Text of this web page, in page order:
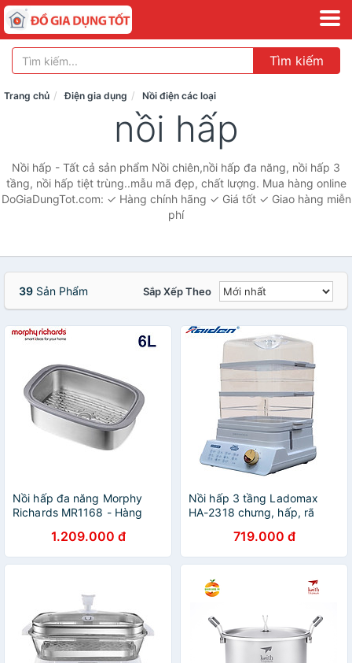
Tìm kiếm
Trang chủ Điện gia dụng Nồi điện các loại
nồi hấp
Nồi hấp - Tất cả sản phẩm Nồi chiên,nồi hấp đa năng, nồi hấp 3
tầng, nồi hấp tiệt trùng..mẫu mã đẹp, chất lượng. Mua hàng online
DoGiaDungTot.com: ✓ Hàng chính hãng ✓ Giá tốt ✓ Giao hàng miễn
phí
39 Sản Phẩm Sắp Xếp Theo
Nồi hấp đa năng Morphy
Richards MR1168 - Hàng
1.209.000 đ
Nồi hấp 3 tầng Ladomax
HA-2318 chưng, hấp, rã
tháo rời để hấp gà nguyên
con - Hàng chính hãng
719.000 đ